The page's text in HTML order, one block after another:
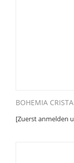
BOHEMIA
[Zuerst anmelden